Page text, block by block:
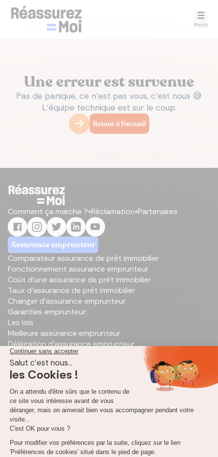
Menu
Une erreur est survenue
Pas de panique, ce n’est pas vous, c’est nous 😅
L’équipe technique est sur le coup.
Retour à l'accueil
Comment ça marche ?•Réclamation•Partenaires
Assurance emprunteur
Comparateur assurance de prêt immobilier
Fonctionnement assurance emprunteur
Coût d'une assurance de prêt immobilier
Taux d’assurance de prêt immobilier
Changer d'assurance emprunteur
Garanties emprunteur
Les lois
Meilleure assurance emprunteur
Délégation d’assurance emprunteur
Outils de simulation de prêt immobilier
Simulation de prêt immobilier
Annuité d’emprunt
Rachat de prêt immobilier
Calcul des frais de notaires
Capacité d'emprunt
Reste à vivre
Renégocier un prêt